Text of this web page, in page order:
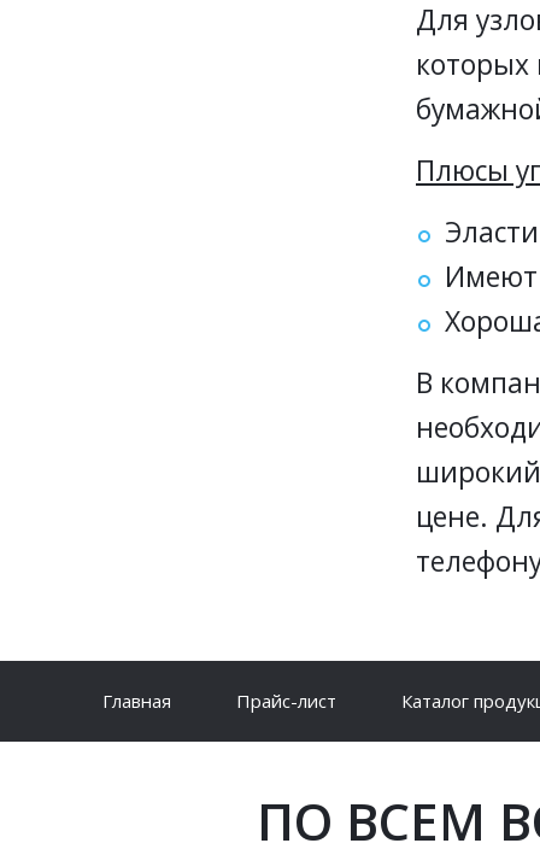
Для
которых
Плюсы
Имеют
В
цене.
Главная Прайс-лист Каталог
ПО ВСЕМ